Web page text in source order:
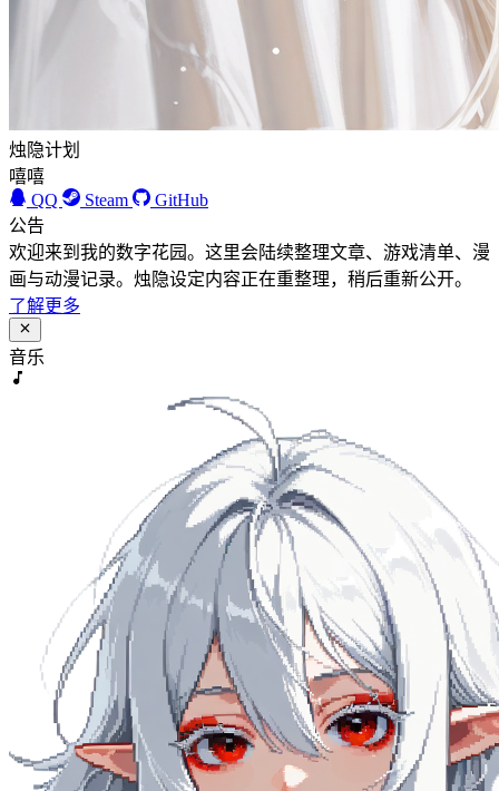
烛隐计划
嘻嘻
QQ
Steam
GitHub
公告
欢迎来到我的数字花园。这里会陆续整理文章、游戏清单、漫
画与动漫记录。烛隐设定内容正在重整理，稍后重新公开。
了解更多
音乐